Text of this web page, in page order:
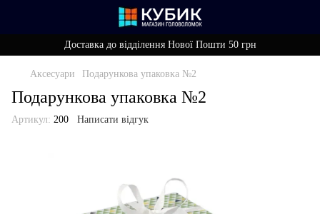
Доставка до відділення Нової Пошти 50 грн
Аксесуари Подарункова упаковка №2
Подарункова упаковка №2
Артикул: 200 Написати відгук